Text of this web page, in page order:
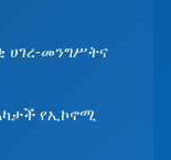
ሀገረ-መንግሥትና
የኢኮኖሚ